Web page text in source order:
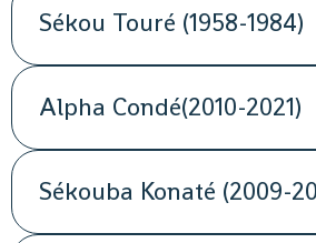
Sékou Touré (1958-1984)
Alpha Condé(2010-2021)
Sékouba Konaté (2009-